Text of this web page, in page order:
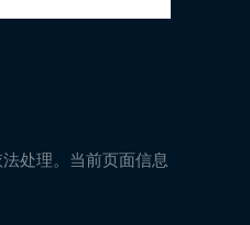
处理。当前页面信息